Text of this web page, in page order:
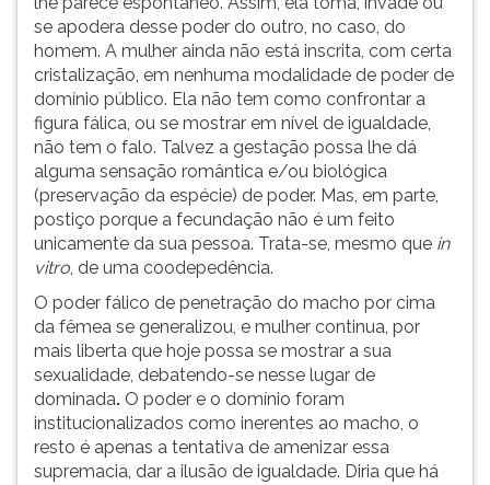
se apodera desse poder do outro, no caso, do
homem. A mulher ainda não está inscrita, com certa
cristalização, em nenhuma modalidade de poder de
domínio público. Ela não tem como confrontar a
figura fálica, ou se mostrar em nível de igualdade,
não tem o falo. Talvez a gestação possa lhe dá
alguma sensação romântica e/ou biológica
(preservação da espécie) de poder. Mas, em parte,
postiço porque a fecundação não é um feito
unicamente da sua pessoa. Trata-se, mesmo que in
vitro, de uma coodepedência.
O poder fálico de penetração do macho por cima
da fêmea se generalizou, e mulher continua, por
mais liberta que hoje possa se mostrar a sua
sexualidade, debatendo-se nesse lugar de
dominada. O poder e o domínio foram
institucionalizados como inerentes ao macho, o
resto é apenas a tentativa de amenizar essa
supremacia, dar a ilusão de igualdade. Diria que há